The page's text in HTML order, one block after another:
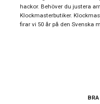
Stil
Typ av klocka
hackor. Behöver du justera
Klockmasterbutiker.
firar vi 50 år på den Svenska